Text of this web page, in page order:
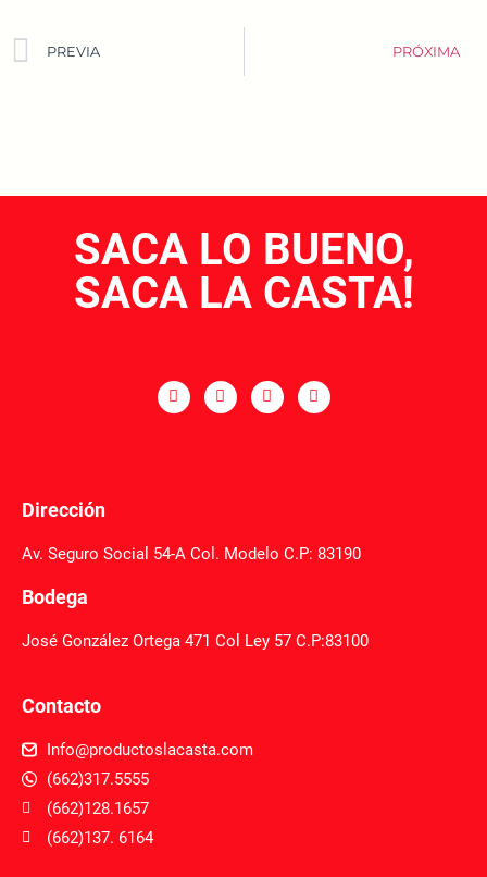
PREVIA PRÓXIMA
SACA LO BUENO,
SACA LA CASTA!
Dirección
Av. Seguro Social 54-A Col. Modelo C.P: 83190
Bodega
José González Ortega 471 Col Ley 57 C.P:83100
Contacto
Info@productoslacasta.com
(662)317.5555
(662)128.1657
(662)137. 6164